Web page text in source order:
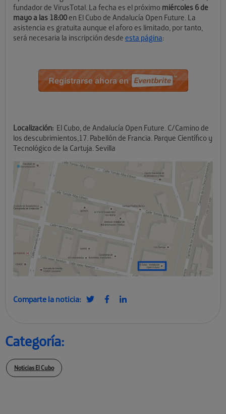
fundador de VirusTotal. La fecha es el próximo miércoles 6 de
mayo a las 18:00en El Cubo de Andalucía Open Future. La
asistencia es gratuita aunque el aforo es limitado, por tanto,
será necesaria la inscripción desde esta página:
Localización: El Cubo, de Andalucía Open Future. C/Camino de
los descubrimientos,17. Pabellón de Francia. Parque Científico y
Tecnológico de la Cartuja. Sevilla
Comparte la noticia:
Categoría:
Noticias El Cubo